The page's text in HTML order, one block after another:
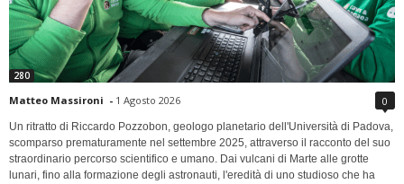
280
Matteo Massironi - 1 Agosto 2026 0
Un ritratto di Riccardo Pozzobon, geologo planetario dell'Università di Padova,
scomparso prematuramente nel settembre 2025, attraverso il racconto del suo
straordinario percorso scientifico e umano. Dai vulcani di Marte alle grotte
lunari, fino alla formazione degli astronauti, l'eredità di uno studioso che ha